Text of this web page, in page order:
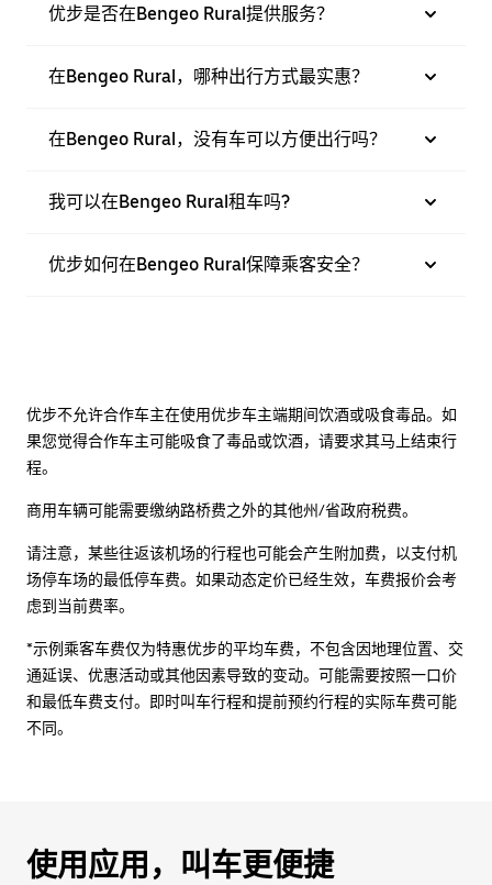
优步是否在Bengeo Rural提供服务？
在Bengeo Rural，哪种出行方式最实惠？
在Bengeo Rural，没有车可以方便出行吗？
我可以在Bengeo Rural租车吗?
优步如何在Bengeo Rural保障乘客安全？
优步不允许合作车主在使用优步车主端期间饮酒或吸食毒品。如
果您觉得合作车主可能吸食了毒品或饮酒，请要求其马上结束行
程。
商用车辆可能需要缴纳路桥费之外的其他州/省政府税费。
请注意，某些往返该机场的行程也可能会产生附加费，以支付机
场停车场的最低停车费。如果动态定价已经生效，车费报价会考
虑到当前费率。
*示例乘客车费仅为特惠优步的平均车费，不包含因地理位置、交
通延误、优惠活动或其他因素导致的变动。可能需要按照一口价
和最低车费支付。即时叫车行程和提前预约行程的实际车费可能
不同。
使用应用，叫车更便捷